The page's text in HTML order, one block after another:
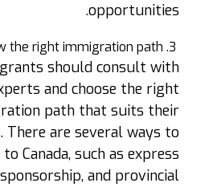
opportunities.
the right immigration path:
should consult with
and choose the right
path that suits their
There are several ways to
Canada, such as express
and provincial